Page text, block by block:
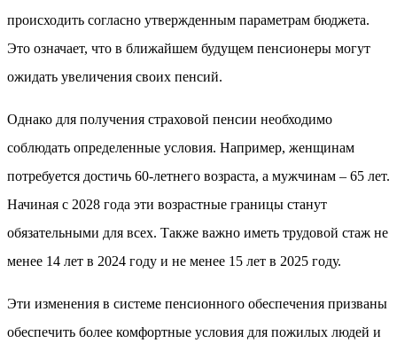
происходить согласно утвержденным параметрам бюджета.
Это означает, что в ближайшем будущем пенсионеры могут
ожидать увеличения своих пенсий.
Однако для получения страховой пенсии необходимо
соблюдать определенные условия. Например, женщинам
потребуется достичь 60-летнего возраста, а мужчинам – 65 лет.
Начиная с 2028 года эти возрастные границы станут
обязательными для всех. Также важно иметь трудовой стаж не
менее 14 лет в 2024 году и не менее 15 лет в 2025 году.
Эти изменения в системе пенсионного обеспечения призваны
обеспечить более комфортные условия для пожилых людей и